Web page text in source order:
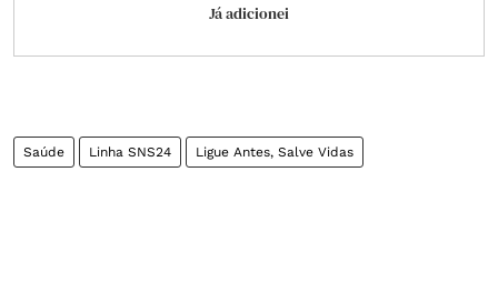
Já adicionei
Saúde Linha SNS24 Ligue Antes, Salve Vidas